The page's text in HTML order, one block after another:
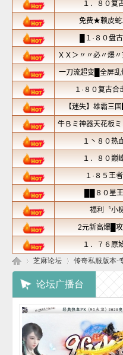
»
芝麻论坛
›
传奇私服版本-
论坛广播台